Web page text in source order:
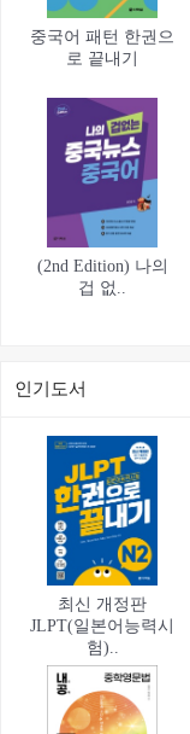
중국어 패턴 한권으
로 끝내기
(2nd Edition) 나의
겁 없..
인기도서
최신 개정판
JLPT(일본어능력시
험)..